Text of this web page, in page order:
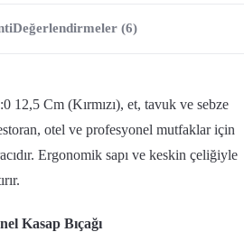
Değerlendirmeler (6)
12,5 Cm (Kırmızı), et, tavuk ve sebze
otel ve profesyonel mutfaklar için
Ergonomik sapı ve keskin çeliğiyle
Kasap Bıçağı